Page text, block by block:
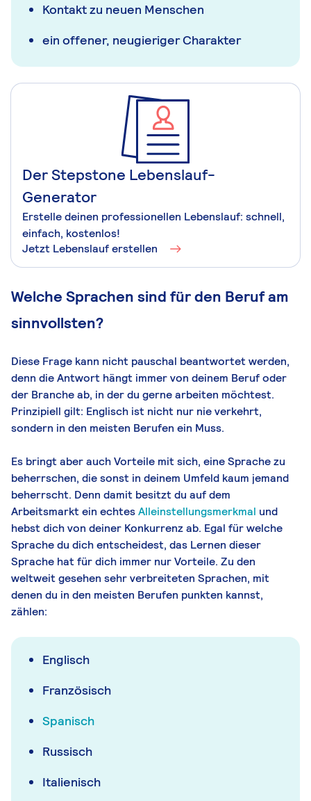
Kontakt zu neuen Menschen
ein offener, neugieriger Charakter
Der Stepstone Lebenslauf-
Generator
Erstelle deinen professionellen Lebenslauf: schnell,
einfach, kostenlos!
Jetzt Lebenslauf erstellen
Welche Sprachen sind für den Beruf am
sinnvollsten?
Diese Frage kann nicht pauschal beantwortet werden,
denn die Antwort hängt immer von deinem Beruf oder
der Branche ab, in der du gerne arbeiten möchtest.
Prinzipiell gilt: Englisch ist nicht nur nie verkehrt,
sondern in den meisten Berufen ein Muss.
Es bringt aber auch Vorteile mit sich, eine Sprache zu
beherrschen, die sonst in deinem Umfeld kaum jemand
beherrscht. Denn damit besitzt du auf dem
Arbeitsmarkt ein echtesAlleinstellungsmerkmal und
hebst dich von deiner Konkurrenz ab. Egal für welche
Sprache du dich entscheidest, das Lernen dieser
Sprache hat für dich immer nur Vorteile. Zu den
weltweit gesehen sehr verbreiteten Sprachen, mit
denen du in den meisten Berufen punkten kannst,
zählen:
Englisch
Französisch
Spanisch
Russisch
Italienisch